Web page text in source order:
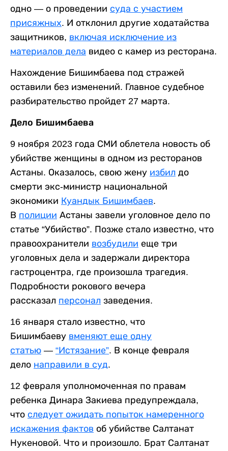
одно — о проведении суда с участием
присяжных. И отклонил другие ходатайства
защитников, включая исключение из
материалов дела видео с камер из ресторана.
Нахождение Бишимбаева под стражей
оставили без изменений. Главное судебное
разбирательство пройдет 27 марта.
Дело Бишимбаева
9 ноября 2023 года СМИ облетела новость об
убийстве женщины в одном из ресторанов
Астаны. Оказалось, свою жену избил до
смерти экс-министр национальной
экономики Куандык Бишимбаев.
В полиции Астаны завели уголовное дело по
статье “Убийство”. Позже стало известно, что
правоохранители возбудили еще три
уголовных дела и задержали директора
гастроцентра, где произошла трагедия.
Подробности рокового вечера
рассказал персонал заведения.
16 января стало известно, что
Бишимбаеву вменяют еще одну
статью — “Истязание”. В конце февраля
дело направили в суд.
12 февраля уполномоченная по правам
ребенка Динара Закиева предупреждала,
что следует ожидать попыток намеренного
искажения фактов об убийстве Салтанат
Нукеновой. Что и произошло. Брат Салтанат